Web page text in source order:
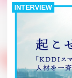
INTERVIEW